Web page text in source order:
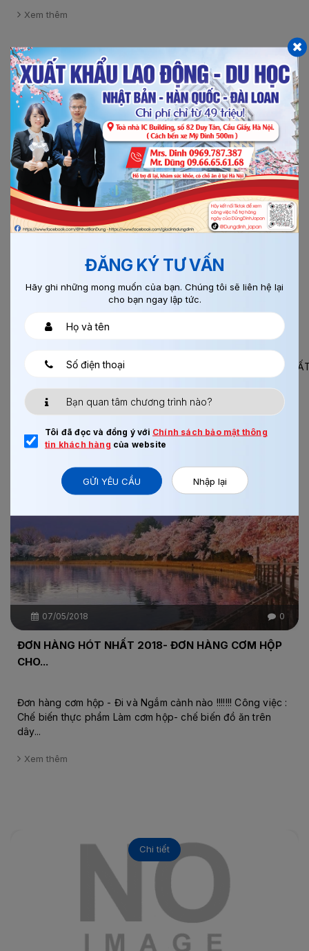
Xem thêm
Chi tiết
ĐƠN HÀNG CHẾ BIẾN CƠM HỘP HOT NHẤT THỊ
HÃY VẼ LÊN CÂU CHUYỆN CỦA CUỘC ĐỜI MÌNH TẠI NHẬT
+ Trình độ: Tốt...
07/05/2018 0
Chi tiết
ĐƠN HÀNG HÓT NHẤT 2018- ĐƠN HÀNG CƠM HỘP
CHO...
Đơn hàng cơm hộp - Đi và Ngắm cảnh nào !!!!!!! Công việc :
Chế biến thực phẩm Làm cơm hộp- chế biến đồ ăn trên
dây...
Xem thêm
Chi tiết
ĐĂNG KÝ TƯ VẤN
Hãy ghi những mong muốn của bạn. Chúng tôi sẽ liên hệ lại
cho bạn ngay lập tức.
Tôi đã đọc và đồng ý với Chính sách bảo mật thông
tin khách hàng của website
GỬI YÊU CẦU Nhập lại